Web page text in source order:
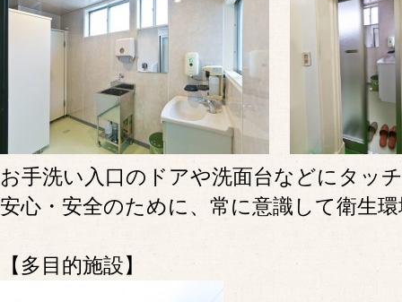
お手洗い入口のドアや洗面台などにタッ
安心・安全のために、常に意識して衛生
【多目的施設】